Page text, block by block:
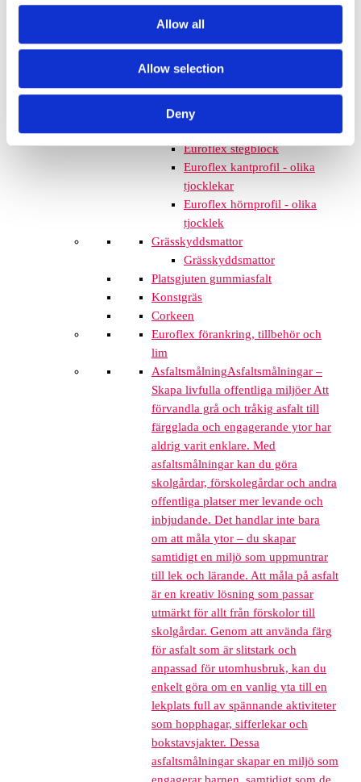
Allow all
Allow selection
Deny
Euroflex kub / kub EPDM
Euroflex gummistockar
Euroflex hörnskydd
Euroflex gräskantskydd
Euroflex trottoarsten
Euroflex stegblock
Euroflex kantprofil - olika
tjocklekar
Euroflex hörnprofil - olika
tjocklek
Grässkyddsmattor
Grässkyddsmattor
Platsgjuten gummiasfalt
Konstgräs
Corkeen
Euroflex förankring, tillbehör och
lim
AsfaltsmålningAsfaltsmålningar –
Skapa livfulla offentliga miljöer Att
förvandla grå och tråkig asfalt till
färgglada och engagerande ytor har
aldrig varit enklare. Med
asfaltsmålningar kan du göra
skolgårdar, förskolegårdar och andra
offentliga platser mer levande och
inbjudande. Det handlar inte bara
om att måla ytor – du skapar
samtidigt en miljö som uppmuntrar
till lek och lärande. Att måla på asfalt
är en kreativ lösning som passar
utmärkt för allt från förskolor till
skolgårdar. Genom att använda färg
för asfalt som är slitstark och
anpassad för utomhusbruk, kan du
enkelt göra om en vanlig yta till en
lekplats full av spännande aktiviteter
som hopphagar, sifferlekar och
bokstavsjakter. Dessa
asfaltsmålningar skapar en miljö som